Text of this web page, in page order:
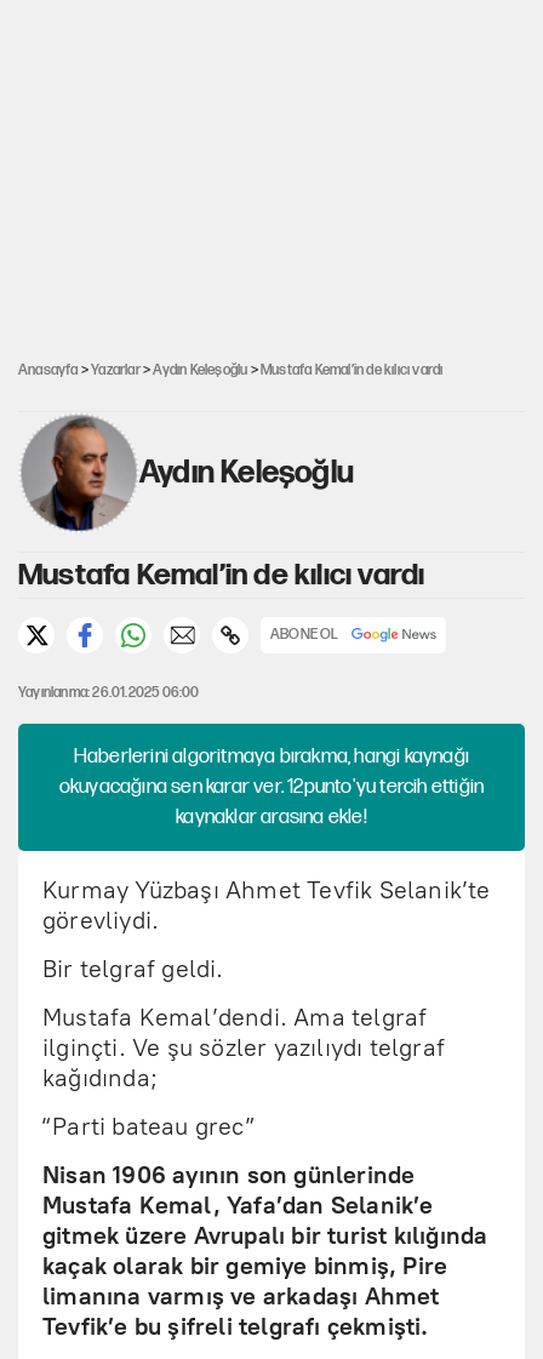
Anasayfa >Yazarlar>Aydın Keleşoğlu >Mustafa Kemal’in de kılıcı vardı
Aydın Keleşoğlu
Mustafa Kemal’in de kılıcı vardı
ABONE OL
Yayınlanma: 26.01.2025 06:00
Haberlerini algoritmaya bırakma, hangi kaynağı
okuyacağına sen karar ver. 12punto'yu tercih ettiğin
kaynaklar arasına ekle!
Kurmay Yüzbaşı Ahmet Tevfik Selanik’te
görevliydi.
Bir telgraf geldi.
Mustafa Kemal’dendi. Ama telgraf
ilginçti. Ve şu sözler yazılıydı telgraf
kağıdında;
“Parti bateau grec”
Nisan 1906 ayının son günlerinde
Mustafa Kemal, Yafa’dan Selanik’e
gitmek üzere Avrupalı bir turist kılığında
kaçak olarak bir gemiye binmiş, Pire
limanına varmış ve arkadaşı Ahmet
Tevfik’e bu şifreli telgrafı çekmişti.